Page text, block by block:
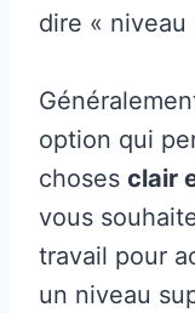
dire « niveau
option qui
choses clair
vous
travail pour
un niveau